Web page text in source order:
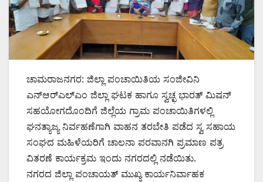
ಚಾಮರಾಜನಗರ: ಜಿಲ್ಲಾ ಪಂಚಾಯಿತಿಯ ಸಂಜೀವಿನಿ
ಎನ್‌ಆರ್‌ಎಲ್‌ಎಂ ಜಿಲ್ಲಾ ಘಟಕ ಹಾಗೂ ಸ್ವಚ್ಛ ಭಾರತ್ ಮಿಷನ್
ಸಹಯೋಗದೊಂದಿಗೆ ಜಿಲ್ಲೆಯ ಗ್ರಾಮ ಪಂಚಾಯಿತಿಗಳಲ್ಲಿ
ಘನತ್ಯಾಜ್ಯ ನಿರ್ವಹಣೆಗಾಗಿ ವಾಹನ ತರಬೇತಿ ಪಡೆದ ಸ್ವ ಸಹಾಯ
ಸಂಘದ ಮಹಿಳೆಯರಿಗೆ ಚಾಲನಾ ಪರವಾನಗಿ ಪ್ರಮಾಣ ಪತ್ರ
ವಿತರಣೆ ಕಾರ್ಯಕ್ರಮ ಇಂದು ನಗರದಲ್ಲಿ ನಡೆಯಿತು.
ನಗರದ ಜಿಲ್ಲಾ ಪಂಚಾಯತ್ ಮುಖ್ಯ ಕಾರ್ಯನಿರ್ವಾಹಕ